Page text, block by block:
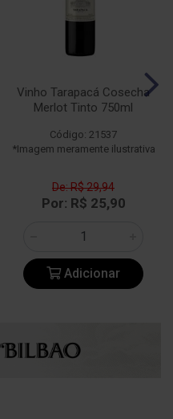
Vinho Tarapacá Cosecha
Merlot Tinto 750ml
Código: 21537
*Imagem meramente ilustrativa
De: R$ 29,94
Por: R$ 25,90
Adicionar